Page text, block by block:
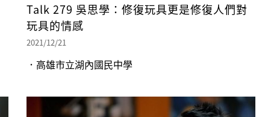
Talk 279 吳思學：修復玩具更是修復人們對
玩具的情感
2021/12/21
．高雄市立湖內國民中學